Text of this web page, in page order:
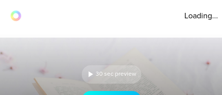
Loading...
30 sec preview